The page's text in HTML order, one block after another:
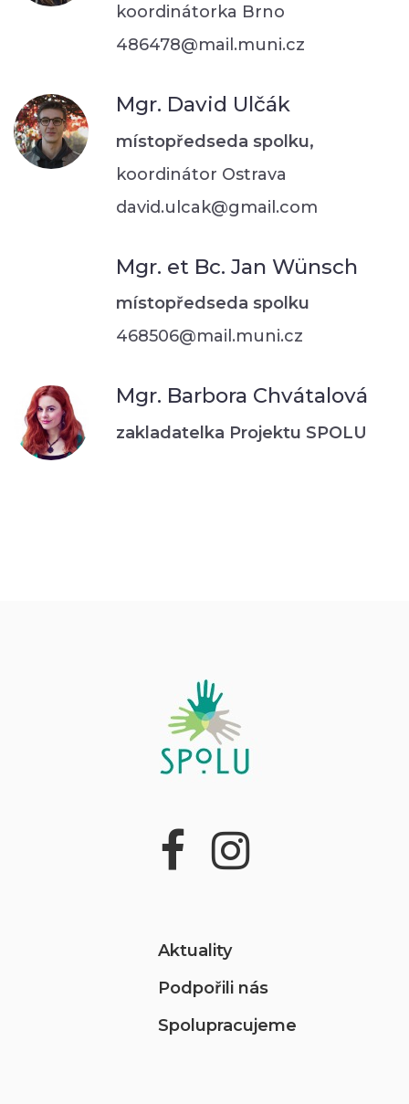
koordinátorka Brno
486478@mail.muni.cz
Mgr. David Ulčák
místopředseda spolku,
koordinátor Ostrava
david.ulcak@gmail.com
Mgr. et Bc. Jan Wünsch
místopředseda spolku
468506@mail.muni.cz
Mgr. Barbora Chvátalová
zakladatelka Projektu SPOLU
Aktuality
Podpořili nás
Spolupracujeme